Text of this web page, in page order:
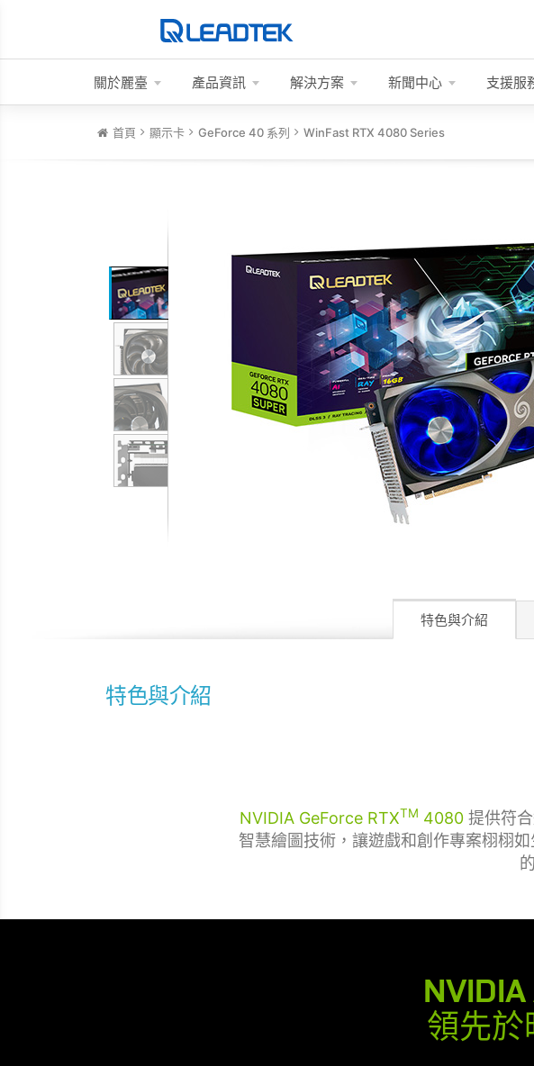
關於麗臺 產品資訊 解決方案 新聞中心 支援服
首頁 顯示卡 GeForce 40 系列 WinFast RTX 4080 Series
特色與介紹
特色與介紹
NVIDIA GeForce RTXTM 4080 提供符
智慧繪圖技術，讓遊戲和創作專案栩栩
領先